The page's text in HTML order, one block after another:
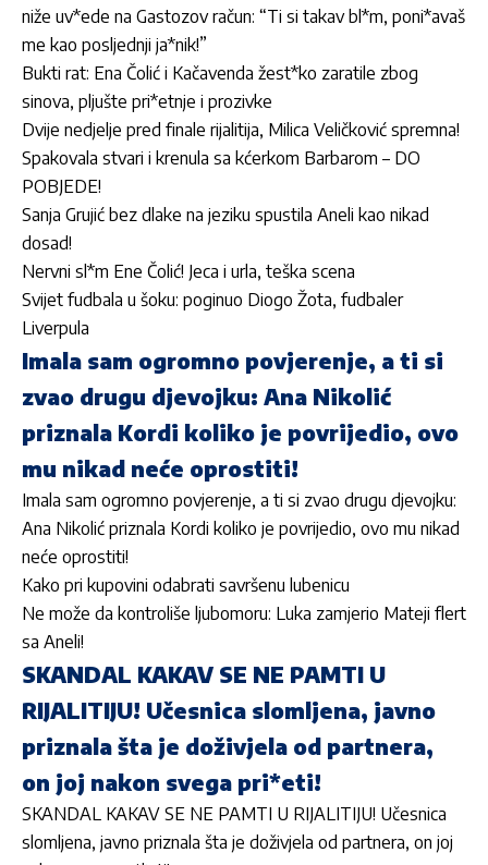
niže uv*ede na Gastozov račun: “Ti si takav bl*m, poni*avaš
me kao posljednji ja*nik!”
Bukti rat: Ena Čolić i Kačavenda žest*ko zaratile zbog
sinova, pljušte pri*etnje i prozivke
Dvije nedjelje pred finale rijalitija, Milica Veličković spremna!
Spakovala stvari i krenula sa kćerkom Barbarom – DO
POBJEDE!
Sanja Grujić bez dlake na jeziku spustila Aneli kao nikad
dosad!
Nervni sl*m Ene Čolić! Jeca i urla, teška scena
Svijet fudbala u šoku: poginuo Diogo Žota, fudbaler
Liverpula
Imala sam ogromno povjerenje, a ti si
zvao drugu djevojku: Ana Nikolić
priznala Kordi koliko je povrijedio, ovo
mu nikad neće oprostiti!
Imala sam ogromno povjerenje, a ti si zvao drugu djevojku:
Ana Nikolić priznala Kordi koliko je povrijedio, ovo mu nikad
neće oprostiti!
Kako pri kupovini odabrati savršenu lubenicu
Ne može da kontroliše ljubomoru: Luka zamjerio Mateji flert
sa Aneli!
SKANDAL KAKAV SE NE PAMTI U
RIJALITIJU! Učesnica slomljena, javno
priznala šta je doživjela od partnera,
on joj nakon svega pri*eti!
SKANDAL KAKAV SE NE PAMTI U RIJALITIJU! Učesnica
slomljena, javno priznala šta je doživjela od partnera, on joj